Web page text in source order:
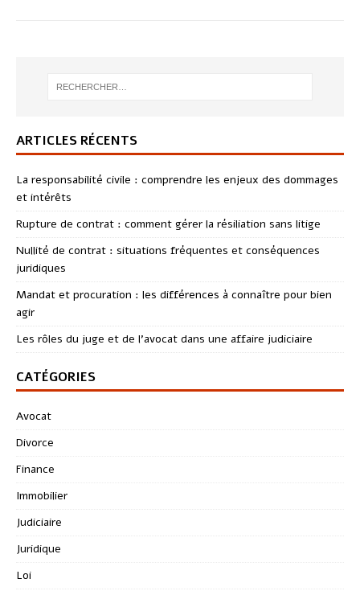
ARTICLES RÉCENTS
La responsabilité civile : comprendre les enjeux des dommages
et intérêts
Rupture de contrat : comment gérer la résiliation sans litige
Nullité de contrat : situations fréquentes et conséquences
juridiques
Mandat et procuration : les différences à connaître pour bien
agir
Les rôles du juge et de l’avocat dans une affaire judiciaire
CATÉGORIES
Avocat
Divorce
Finance
Immobilier
Judiciaire
Juridique
Loi